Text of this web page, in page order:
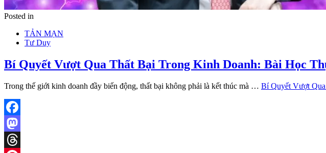
Posted in
TẢN MẠN
Tư Duy
Bí Quyết Vượt Qua Thất Bại Trong Kinh Doanh: Bài Học
Trong thế giới kinh doanh đầy biến động, thất bại không phải là kết thúc mà … Bí Quyết Vượt
Facebook
Mastodon